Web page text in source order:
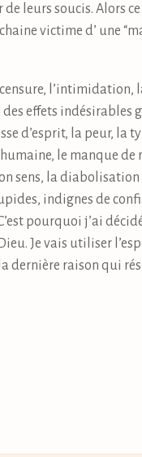
leurs soucis. Alors
victime d’ une
l’intimidation,
effets indésirables
d’esprit, la peur, la
le manque de
sens, la diabolisation
indignes de
pourquoi j’ai
Je vais utiliser
dernière raison qui